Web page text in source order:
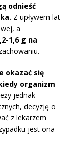
odnieść
Z upływem lat
a
1,6 g na
okazać się
organizm
jednak
decyzję o
z lekarzem
jest ona